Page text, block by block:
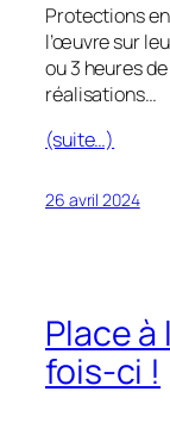
Protections
l’œuvre sur
ou 3 heures
réalisations…
(suite…)
26 avril 2024
Place
fois-ci !